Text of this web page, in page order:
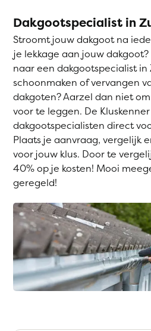
Dakgootspecialist in
Stroomt jouw dakgoot na
je lekkage aan jouw
naar een dakgootspecialist
schoonmaken of vervangen
dakgoten? Aarzel dan niet
voor te leggen. De
dakgootspecialisten direct
Plaats je aanvraag, vergelijk
voor jouw klus. Door te
40% op je kosten! Mooi
geregeld!